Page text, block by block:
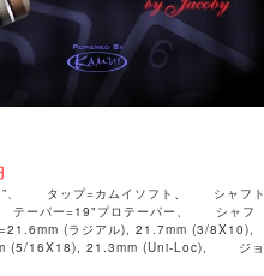
”、 タップ=カムイソフト、 シャフト
ーパー=19"プロテーパー、 シャフ
(ラジアル), 21.7mm (3/8X10),
(5/16X18), 21.3mm (Uni-Loc), ジョ